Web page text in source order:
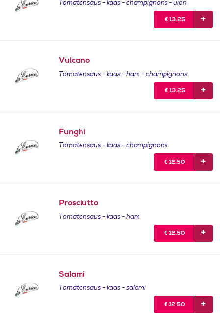
Tomatensaus - kaas - champignons - uien
€ 13.25
Vulcano
Tomatensaus - kaas - ham - champignons
€ 13.25
Funghi
Tomatensaus - kaas - champignons
€ 12.50
Prosciutto
Tomatensaus - kaas - ham
€ 12.50
Salami
Tomatensaus - kaas - salami
€ 12.50